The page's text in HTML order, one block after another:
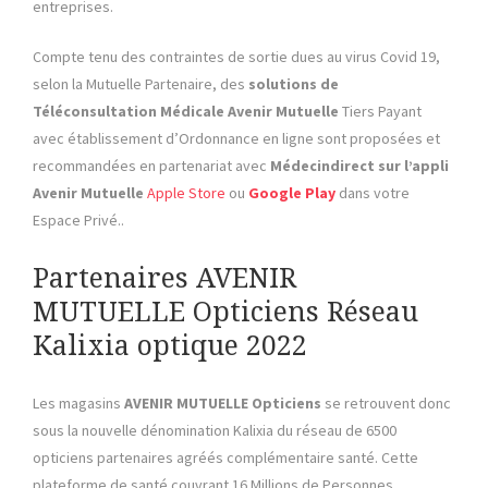
entreprises.
Compte tenu des contraintes de sortie dues au virus Covid 19,
selon la Mutuelle Partenaire, des solutions de
Téléconsultation Médicale Avenir Mutuelle Tiers Payant
avec établissement d’Ordonnance en ligne sont proposées et
recommandées en partenariat avec Médecindirect sur l’appli
Avenir Mutuelle Apple Store ou Google Play dans votre
Espace Privé..
Partenaires AVENIR
MUTUELLE Opticiens Réseau
Kalixia optique 2022
Les magasins AVENIR MUTUELLE Opticiens se retrouvent donc
sous la nouvelle dénomination Kalixia du réseau de 6500
opticiens partenaires agréés complémentaire santé. Cette